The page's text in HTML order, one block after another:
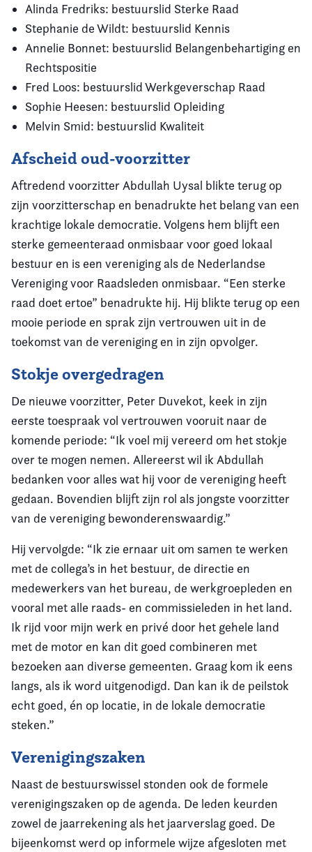
Alinda Fredriks: bestuurslid Sterke Raad
Stephanie de Wildt: bestuurslid Kennis
Annelie Bonnet: bestuurslid Belangenbehartiging en
Rechtspositie
Fred Loos: bestuurslid Werkgeverschap Raad
Sophie Heesen: bestuurslid Opleiding
Melvin Smid: bestuurslid Kwaliteit
Afscheid oud-voorzitter
Aftredend voorzitter Abdullah Uysal blikte terug op
zijn voorzitterschap en benadrukte het belang van een
krachtige lokale democratie. Volgens hem blijft een
sterke gemeenteraad onmisbaar voor goed lokaal
bestuur en is een vereniging als de Nederlandse
Vereniging voor Raadsleden onmisbaar. “Een sterke
raad doet ertoe” benadrukte hij. Hij blikte terug op een
mooie periode en sprak zijn vertrouwen uit in de
toekomst van de vereniging en in zijn opvolger.
Stokje overgedragen
De nieuwe voorzitter, Peter Duvekot, keek in zijn
eerste toespraak vol vertrouwen vooruit naar de
komende periode: “Ik voel mij vereerd om het stokje
over te mogen nemen. Allereerst wil ik Abdullah
bedanken voor alles wat hij voor de vereniging heeft
gedaan. Bovendien blijft zijn rol als jongste voorzitter
van de vereniging bewonderenswaardig.”
Hij vervolgde: “Ik zie ernaar uit om samen te werken
met de collega’s in het bestuur, de directie en
medewerkers van het bureau, de werkgroepleden en
vooral met alle raads- en commissieleden in het land.
Ik rijd voor mijn werk en privé door het gehele land
met de motor en kan dit goed combineren met
bezoeken aan diverse gemeenten. Graag kom ik eens
langs, als ik word uitgenodigd. Dan kan ik de peilstok
echt goed, én op locatie, in de lokale democratie
steken.”
Verenigingszaken
Naast de bestuurswissel stonden ook de formele
verenigingszaken op de agenda. De leden keurden
zowel de jaarrekening als het jaarverslag goed. De
bijeenkomst werd op informele wijze afgesloten met